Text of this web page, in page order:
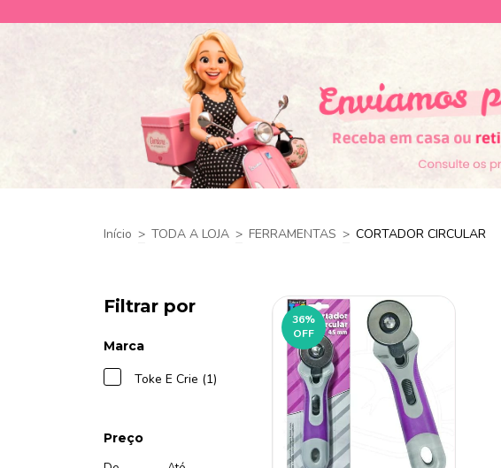
Início > TODA A LOJA > FERRAMENTAS > CORTADOR CIRCULAR
Filtrar por
Marca
Toke E Crie (1)
Preço
36%
OFF